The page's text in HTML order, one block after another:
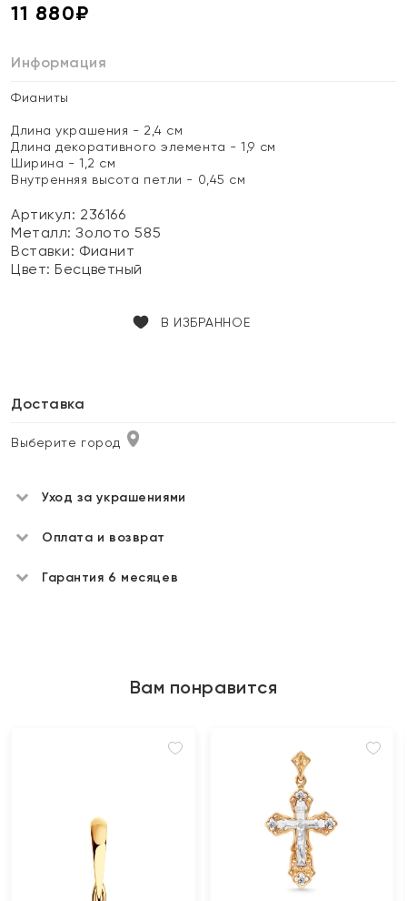
11 880₽
Информация
Фианиты
Длина украшения - 2,4 см
Длина декоративного элемента - 1,9 см
Ширина - 1,2 см
Внутренняя высота петли - 0,45 см
Артикул: 236166
Металл:Золото 585
Вставки: Фианит
Цвет:Бесцветный
В ИЗБРАННОЕ
Доставка
Выберите город
Уход за украшениями
Оплата и возврат
Гарантия 6 месяцев
Вам понравится